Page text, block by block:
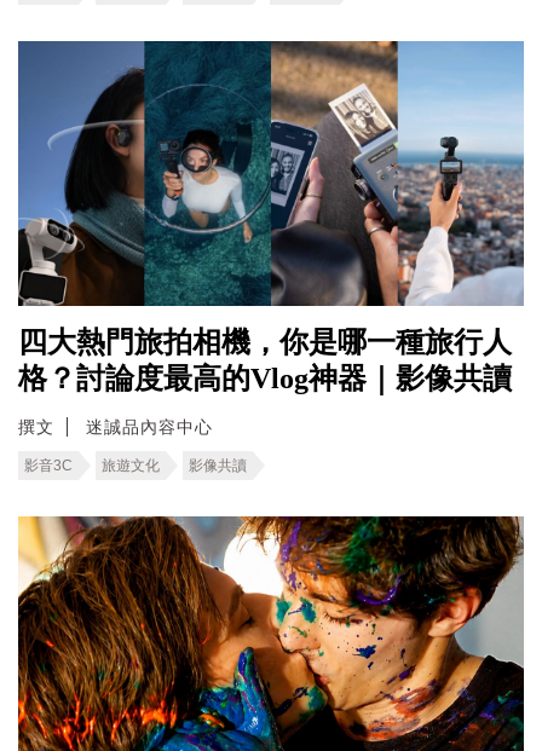
四大熱門旅拍相機，你是哪一種旅行人
格？討論度最高的Vlog神器｜影像共讀
撰文 迷誠品內容中心
影音3C 旅遊文化 影像共讀